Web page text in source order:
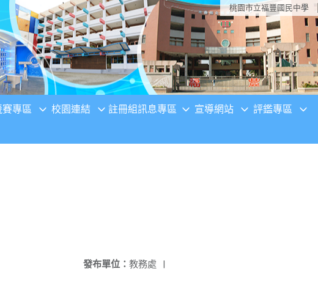
桃園市立福豐國民中學
賽專區 校園連結 註冊組訊息專區 宣導網站 評鑑專區
發布單位： 教務處 |